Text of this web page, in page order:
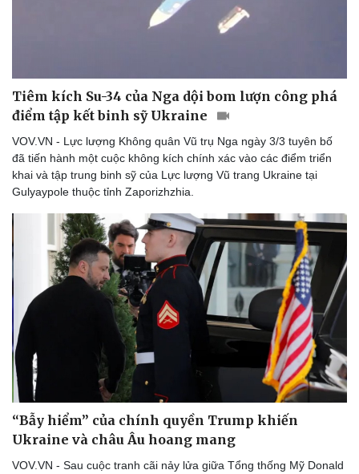
Tiêm kích Su-34 của Nga dội bom lượn công phá
điểm tập kết binh sỹ Ukraine
VOV.VN - Lực lượng Không quân Vũ trụ Nga ngày 3/3 tuyên bố
đã tiến hành một cuộc không kích chính xác vào các điểm triển
khai và tập trung binh sỹ của Lực lượng Vũ trang Ukraine tại
Gulyaypole thuộc tỉnh Zaporizhzhia.
“Bẫy hiểm” của chính quyền Trump khiến
Ukraine và châu Âu hoang mang
VOV.VN - Sau cuộc tranh cãi nảy lửa giữa Tổng thống Mỹ Donald